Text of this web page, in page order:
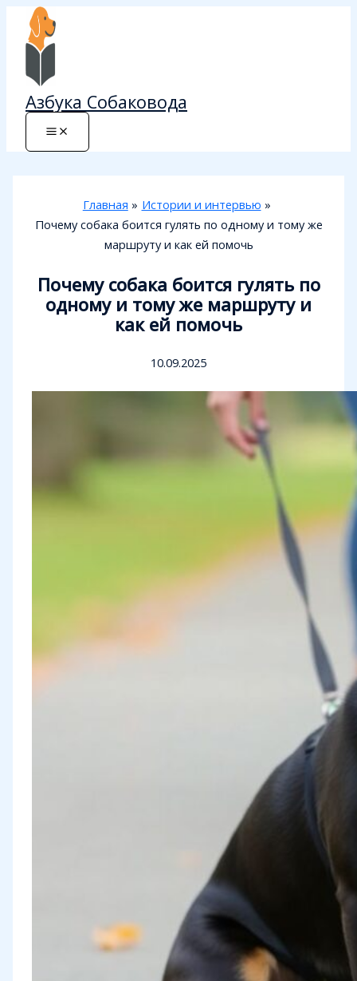
Перейти
содержимому
Азбука Собаковода
Главная
Истории и интервью
Почему собака боится гулять по одному и тому же
маршруту и как ей помочь
Почему собака боится гулять по
одному и тому же маршруту и
как ей помочь
10.09.2025